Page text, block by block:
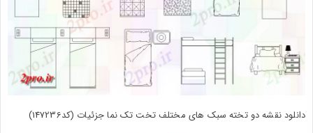
دانلود نقشه دو تخته سبک های مختلف تخت تک نما جزئیات (کد147236)